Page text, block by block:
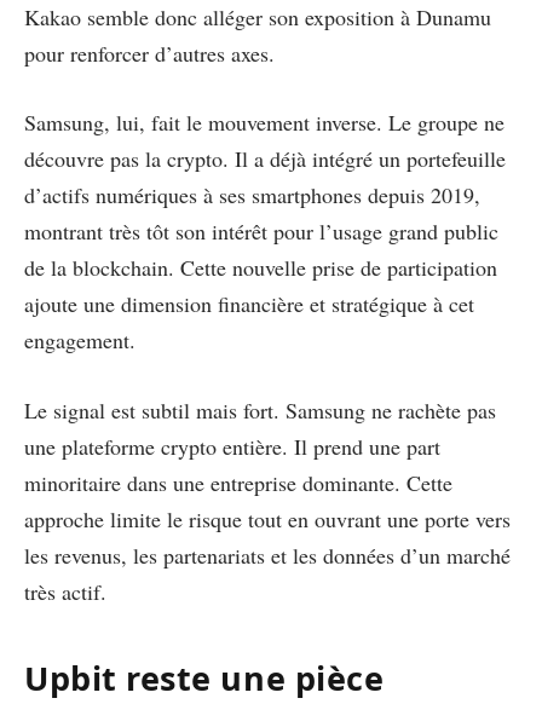
Kakao semble donc alléger son exposition à Dunamu
pour renforcer d’autres axes.
Samsung, lui, fait le mouvement inverse. Le groupe ne
découvre pas la crypto. Il a déjà intégré un portefeuille
d’actifs numériques à ses smartphones depuis 2019,
montrant très tôt son intérêt pour l’usage grand public
de la blockchain. Cette nouvelle prise de participation
ajoute une dimension financière et stratégique à cet
engagement.
Le signal est subtil mais fort. Samsung ne rachète pas
une plateforme crypto entière. Il prend une part
minoritaire dans une entreprise dominante. Cette
approche limite le risque tout en ouvrant une porte vers
les revenus, les partenariats et les données d’un marché
très actif.
Upbit reste une pièce